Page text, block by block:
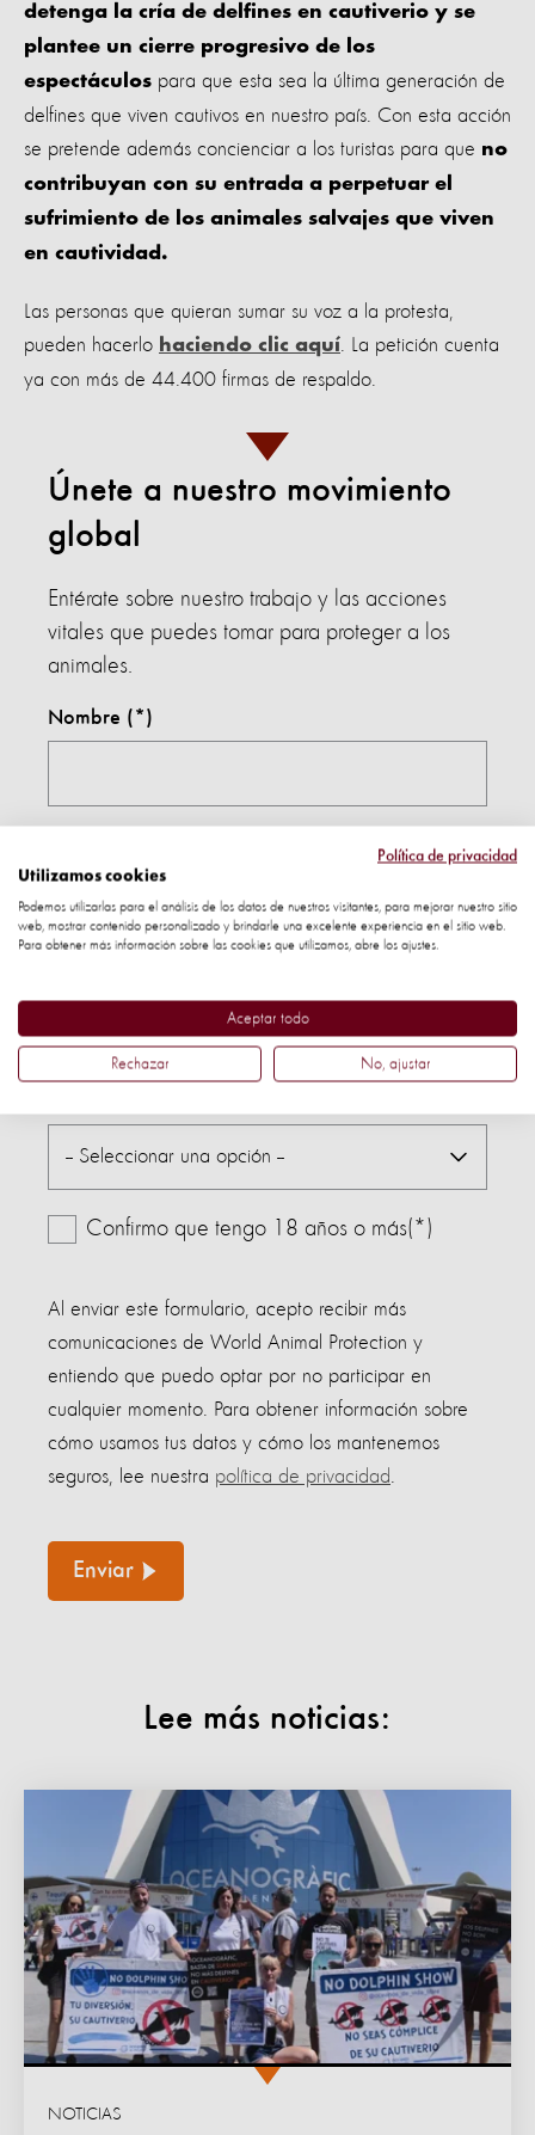
detenga la cría de delfines en cautiverio y se
plantee un cierre progresivo de los
espectáculos para que esta sea la última generación de
delfines que viven cautivos en nuestro país. Con esta acción
se pretende además concienciar a los turistas para que no
contribuyan con su entrada a perpetuar el
sufrimiento de los animales salvajes que viven
en cautividad.
Las personas que quieran sumar su voz a la protesta,
pueden hacerlo haciendo clic aquí. La petición cuenta
ya con más de 44.400 firmas de respaldo.
Únete a nuestro movimiento
global
Entérate sobre nuestro trabajo y las acciones
vitales que puedes tomar para proteger a los
animales.
Nombre
Confirmo que tengo 18 años o más(*)
Al enviar este formulario, acepto recibir más
comunicaciones de World Animal Protection y
entiendo que puedo optar por no participar en
cualquier momento. Para obtener información sobre
cómo usamos tus datos y cómo los mantenemos
seguros, lee nuestra política de privacidad.
Enviar
Lee más noticias:
NOTICIAS
Política de privacidad
Utilizamos cookies
Podemos utilizarlas para el análisis de los datos de nuestros visitantes, para mejorar nuestro sitio
web, mostrar contenido personalizado y brindarle una excelente experiencia en el sitio web.
Para obtener más información sobre las cookies que utilizamos, abre los ajustes.
Aceptar todo
Rechazar No, ajustar